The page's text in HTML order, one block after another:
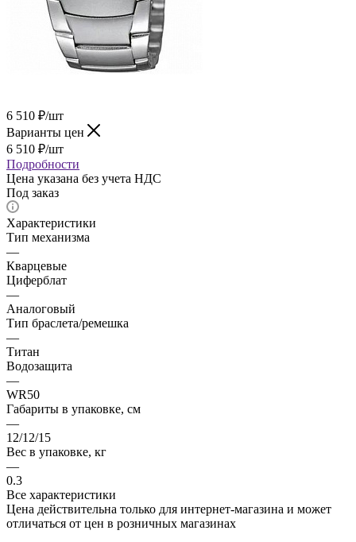
6 510 ₽/шт
Варианты цен
6 510 ₽/шт
Подробности
Цена указана без учета НДС
Под заказ
Характеристики
Тип механизма
—
Кварцевые
Циферблат
—
Аналоговый
Тип браслета/ремешка
—
Титан
Водозащита
—
WR50
Габариты в упаковке, см
—
12/12/15
Вес в упаковке, кг
—
0.3
Все характеристики
Цена действительна только для интернет-магазина и может
отличаться от цен в розничных магазинах